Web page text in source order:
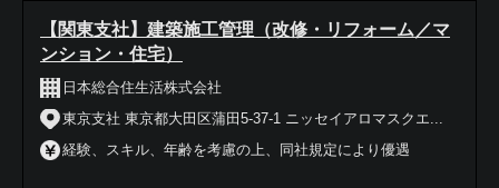
【関東支社】建築施工管理（改修・リフォーム／マ
ンション・住宅）
日本総合住生活株式会社
東京支社 東京都大田区蒲田5-37-1 ニッセイアロマスクエ...
経験、スキル、年齢を考慮の上、同社規定により優遇